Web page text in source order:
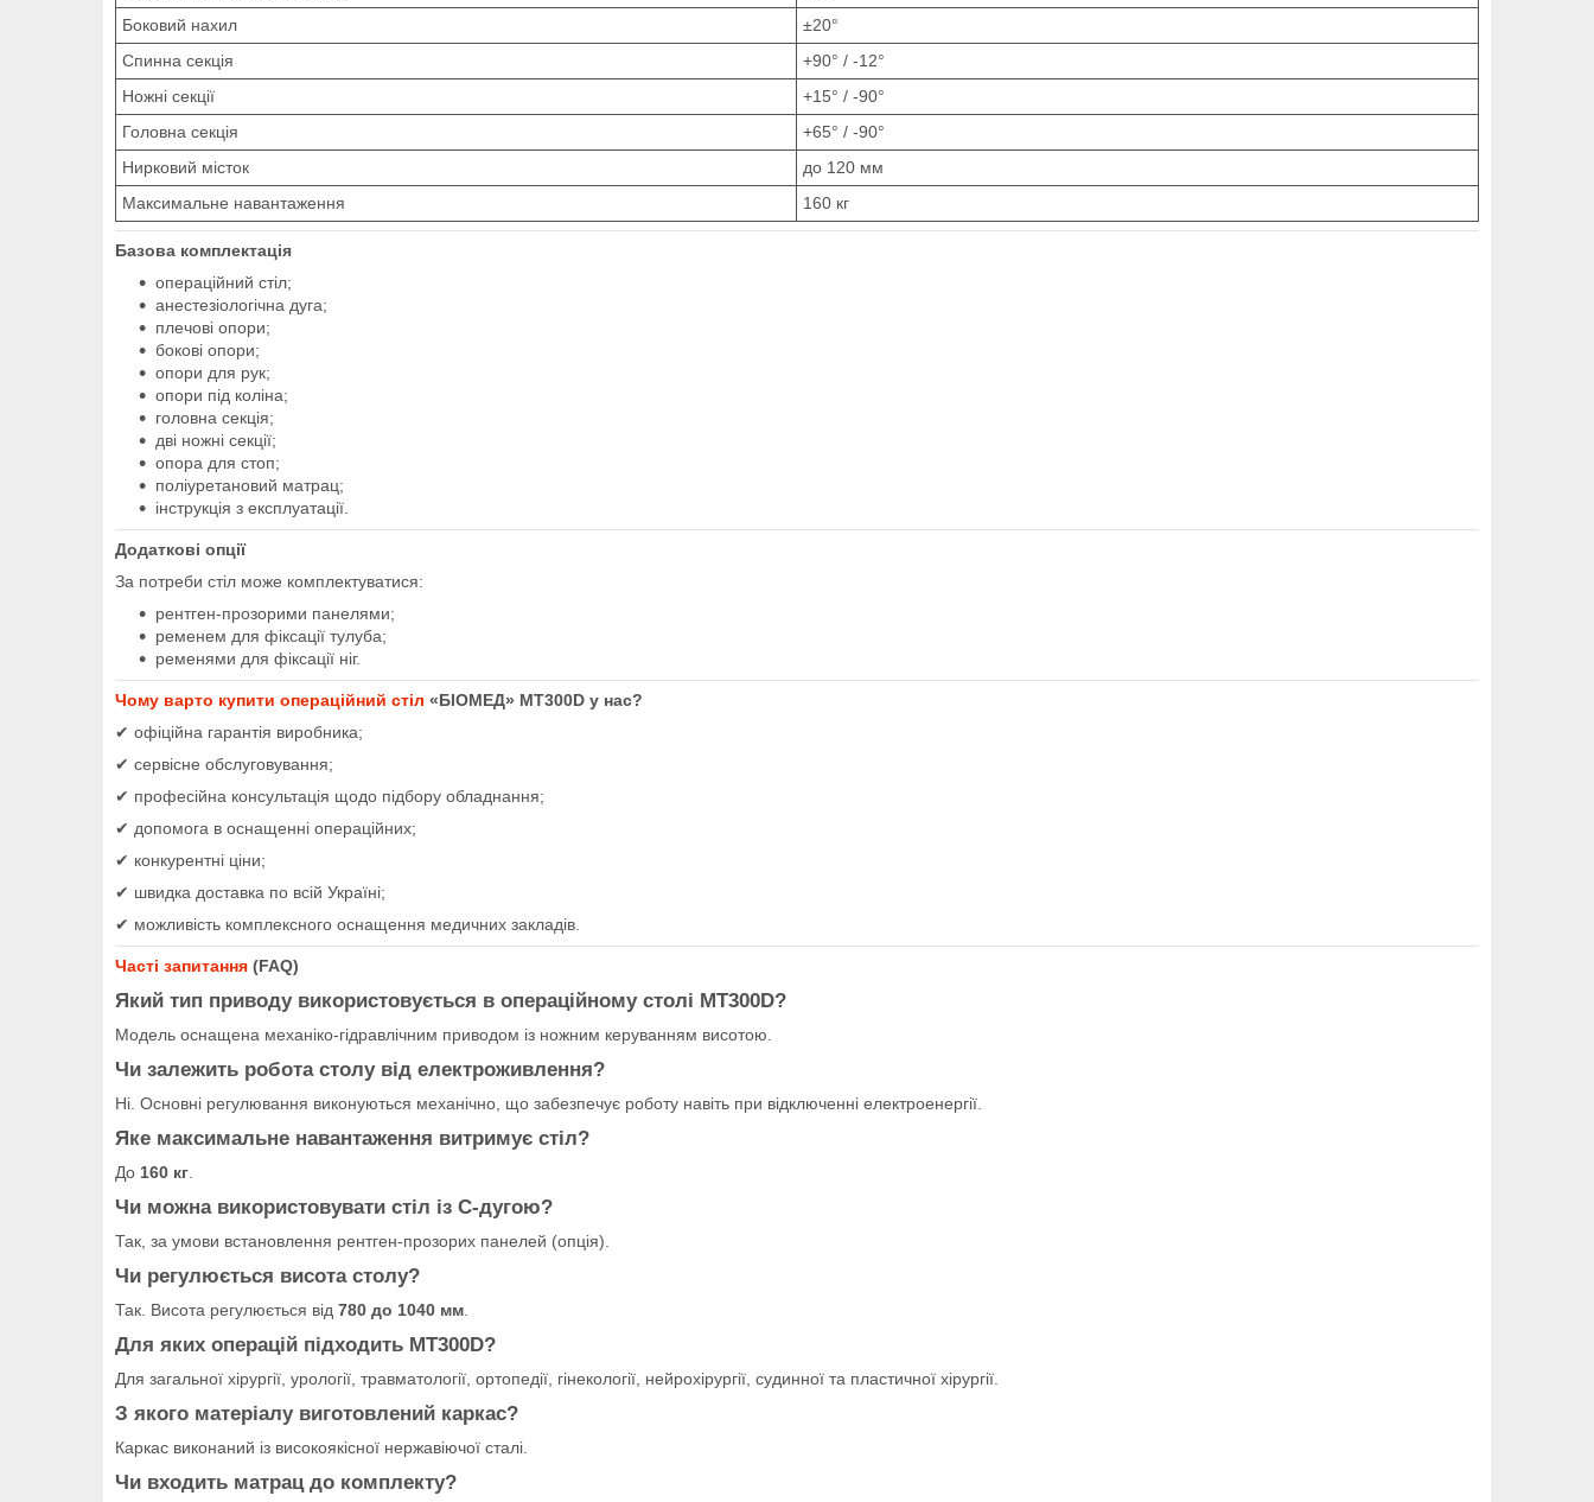
Боковий нахил
±20°
Спинна секція
+90° / -12°
Ножні секції
+15° / -90°
Головна секція
+65° / -90°
Нирковий місток
до 120 мм
Максимальне навантаження
160 кг
Базова комплектація
операційний стіл;
анестезіологічна дуга;
плечові опори;
бокові опори;
опори для рук;
опори під коліна;
головна секція;
дві ножні секції;
опора для стоп;
поліуретановий матрац;
інструкція з експлуатації.
Додаткові опції
За потреби стіл може комплектуватися:
рентген-прозорими панелями;
ременем для фіксації тулуба;
ременями для фіксації ніг.
Чому варто купити операційний стіл «БІОМЕД» МТ300D у нас?
✔ офіційна гарантія виробника;
✔ сервісне обслуговування;
✔ професійна консультація щодо підбору обладнання;
✔ допомога в оснащенні операційних;
✔ конкурентні ціни;
✔ швидка доставка по всій Україні;
✔ можливість комплексного оснащення медичних закладів.
Часті запитання (FAQ)
Який тип приводу використовується в операційному столі МТ300D?
Модель оснащена механіко-гідравлічним приводом із ножним керуванням висотою.
Чи залежить робота столу від електроживлення?
Ні. Основні регулювання виконуються механічно, що забезпечує роботу навіть при відключенні електроенергії.
Яке максимальне навантаження витримує стіл?
До 160 кг
Чи можна використовувати стіл із С-дугою?
Так, за умови встановлення рентген-прозорих панелей (опція).
Чи регулюється висота столу?
Так. Висота регулюється від 780 до 1040 мм
Для яких операцій підходить МТ300D?
Для загальної хірургії, урології, травматології, ортопедії, гінекології, нейрохірургії, судинної та пластичної хірургії.
З якого матеріалу виготовлений каркас?
Каркас виконаний із високоякісної нержавіючої сталі.
Чи входить матрац до комплекту?